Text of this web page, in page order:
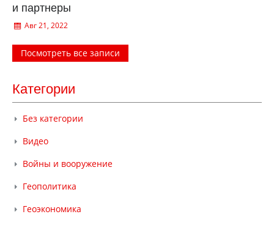
и партнеры
Авг 21, 2022
Посмотреть все записи
Категории
Без категории
Видео
Войны и вооружение
Геополитика
Геоэкономика